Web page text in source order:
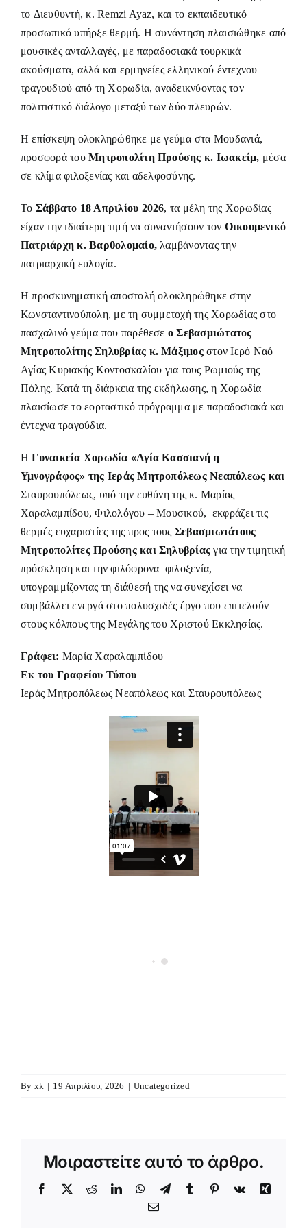
τo Διευθυντή, κ. Remzi Ayaz, και το εκπαιδευτικό
προσωπικό υπήρξε θερμή. Η συνάντηση πλαισιώθηκε από
μουσικές ανταλλαγές, με παραδοσιακά τουρκικά
ακούσματα, αλλά και ερμηνείες ελληνικού έντεχνου
τραγουδιού από τη Χορωδία, αναδεικνύοντας τον
πολιτιστικό διάλογο μεταξύ των δύο πλευρών.
Η επίσκεψη ολοκληρώθηκε με γεύμα στα Μουδανιά,
προσφορά τουΜητροπολίτη Προύσης κ. Ιωακείμ, μέσα
σε κλίμα φιλοξενίας και αδελφοσύνης.
Το Σάββατο 18 Απριλίου 2026, τα μέλη της Χορωδίας
είχαν την ιδιαίτερη τιμή να συναντήσουν τον Οικουμενικό
Πατριάρχη κ. Βαρθολομαίο, λαμβάνοντας την
πατριαρχική ευλογία.
Η προσκυνηματική αποστολή ολοκληρώθηκε στην
Κωνσταντινούπολη, με τη συμμετοχή της Χορωδίας στο
πασχαλινό γεύμα που παρέθεσε ο Σεβασμιώτατος
Μητροπολίτης Σηλυβρίας κ. Μάξιμοςστον Ιερό Ναό
Αγίας Κυριακής Κοντοσκαλίου για τους Ρωμιούς της
Πόλης. Κατά τη διάρκεια της εκδήλωσης, η Χορωδία
πλαισίωσε το εορταστικό πρόγραμμα με παραδοσιακά και
έντεχνα τραγούδια.
ΗΓυναικεία Χορωδία «Αγία Κασσιανή η
Υμνογράφος» της Ιεράς Μητροπόλεως Νεαπόλεως και
Σταυρουπόλεως, υπό την ευθύνη της κ. Μαρίας
Χαραλαμπίδου, Φιλολόγου – Μουσικού, εκφράζει τις
θερμές ευχαριστίες της προς τους Σεβασμιωτάτους
Μητροπολίτες Προύσης και Σηλυβρίαςγια την τιμητική
πρόσκληση και την φιλόφρονα φιλοξενία,
υπογραμμίζοντας τη διάθεσή της να συνεχίσει να
συμβάλλει ενεργά στο πολυσχιδές έργο που επιτελούν
στους κόλπους της Μεγάλης του Χριστού Εκκλησίας.
Γράφει: Μαρία Χαραλαμπίδου
Εκ του Γραφείου Τύπου
Ιεράς Μητροπόλεως Νεαπόλεως και Σταυρουπόλεως
By xk | 19 Απριλίου, 2026 | Uncategorized
Μοιραστείτε αυτό το άρθρο.
Facebook
X RedditLinkedInWhatsApp
TelegramTumblr Pinterest
Vk
Xing
Email